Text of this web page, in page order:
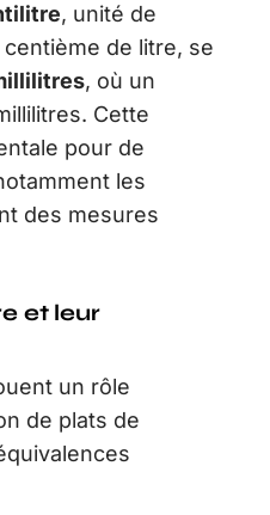
, unité de
de litre, se
, où un
Cette
pour de
les
des mesures
et leur
un rôle
de plats de